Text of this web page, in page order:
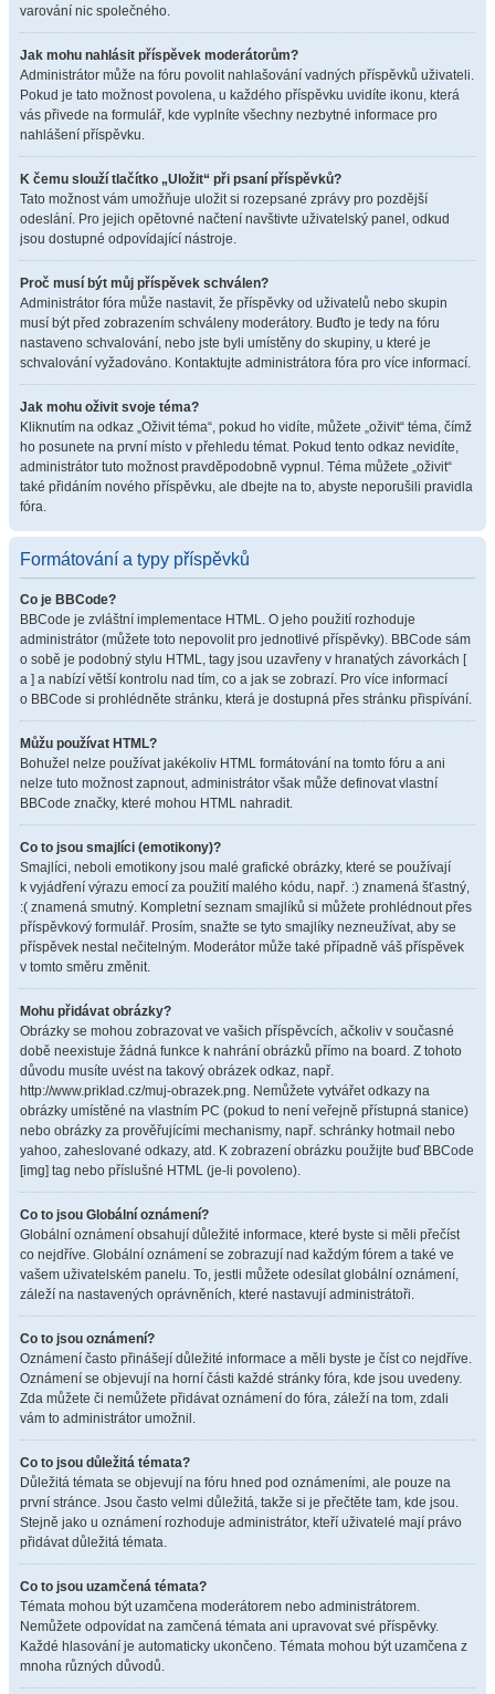
varování nic společného.
Jak mohu nahlásit příspěvek moderátorům?
Administrátor může na fóru povolit nahlašování vadných příspěvků uživateli.
Pokud je tato možnost povolena, u každého příspěvku uvidíte ikonu, která
vás přivede na formulář, kde vyplníte všechny nezbytné informace pro
nahlášení příspěvku.
K čemu slouží tlačítko „Uložit“ při psaní příspěvků?
Tato možnost vám umožňuje uložit si rozepsané zprávy pro pozdější
odeslání. Pro jejich opětovné načtení navštivte uživatelský panel, odkud
jsou dostupné odpovídající nástroje.
Proč musí být můj příspěvek schválen?
Administrátor fóra může nastavit, že příspěvky od uživatelů nebo skupin
musí být před zobrazením schváleny moderátory. Buďto je tedy na fóru
nastaveno schvalování, nebo jste byli umístěny do skupiny, u které je
schvalování vyžadováno. Kontaktujte administrátora fóra pro více informací.
Jak mohu oživit svoje téma?
Kliknutím na odkaz „Oživit téma“, pokud ho vidíte, můžete „oživit“ téma, čímž
ho posunete na první místo v přehledu témat. Pokud tento odkaz nevidíte,
administrátor tuto možnost pravděpodobně vypnul. Téma můžete „oživit“
také přidáním nového příspěvku, ale dbejte na to, abyste neporušili pravidla
fóra.
Formátování a typy příspěvků
Co je BBCode?
BBCode je zvláštní implementace HTML. O jeho použití rozhoduje
administrátor (můžete toto nepovolit pro jednotlivé příspěvky). BBCode sám
o sobě je podobný stylu HTML, tagy jsou uzavřeny v hranatých závorkách [
a ] a nabízí větší kontrolu nad tím, co a jak se zobrazí. Pro více informací
o BBCode si prohlédněte stránku, která je dostupná přes stránku přispívání.
Můžu používat HTML?
Bohužel nelze používat jakékoliv HTML formátování na tomto fóru a ani
nelze tuto možnost zapnout, administrátor však může definovat vlastní
BBCode značky, které mohou HTML nahradit.
Co to jsou smajlíci (emotikony)?
Smajlíci, neboli emotikony jsou malé grafické obrázky, které se používají
k vyjádření výrazu emocí za použití malého kódu, např. :) znamená šťastný,
:( znamená smutný. Kompletní seznam smajlíků si můžete prohlédnout přes
příspěvkový formulář. Prosím, snažte se tyto smajlíky nezneužívat, aby se
příspěvek nestal nečitelným. Moderátor může také případně váš příspěvek
v tomto směru změnit.
Mohu přidávat obrázky?
Obrázky se mohou zobrazovat ve vašich příspěvcích, ačkoliv v současné
době neexistuje žádná funkce k nahrání obrázků přímo na board. Z tohoto
důvodu musíte uvést na takový obrázek odkaz, např.
http://www.priklad.cz/muj-obrazek.png. Nemůžete vytvářet odkazy na
obrázky umístěné na vlastním PC (pokud to není veřejně přístupná stanice)
nebo obrázky za prověřujícími mechanismy, např. schránky hotmail nebo
yahoo, zaheslované odkazy, atd. K zobrazení obrázku použijte buď BBCode
[img] tag nebo příslušné HTML (je-li povoleno).
Co to jsou Globální oznámení?
Globální oznámení obsahují důležité informace, které byste si měli přečíst
co nejdříve. Globální oznámení se zobrazují nad každým fórem a také ve
vašem uživatelském panelu. To, jestli můžete odesílat globální oznámení,
záleží na nastavených oprávněních, které nastavují administrátoři.
Co to jsou oznámení?
Oznámení často přinášejí důležité informace a měli byste je číst co nejdříve.
Oznámení se objevují na horní části každé stránky fóra, kde jsou uvedeny.
Zda můžete či nemůžete přidávat oznámení do fóra, záleží na tom, zdali
vám to administrátor umožnil.
Co to jsou důležitá témata?
Důležitá témata se objevují na fóru hned pod oznámeními, ale pouze na
první stránce. Jsou často velmi důležitá, takže si je přečtěte tam, kde jsou.
Stejně jako u oznámení rozhoduje administrátor, kteří uživatelé mají právo
přidávat důležitá témata.
Co to jsou uzamčená témata?
Témata mohou být uzamčena moderátorem nebo administrátorem.
Nemůžete odpovídat na zamčená témata ani upravovat své příspěvky.
Každé hlasování je automaticky ukončeno. Témata mohou být uzamčena z
mnoha různých důvodů.